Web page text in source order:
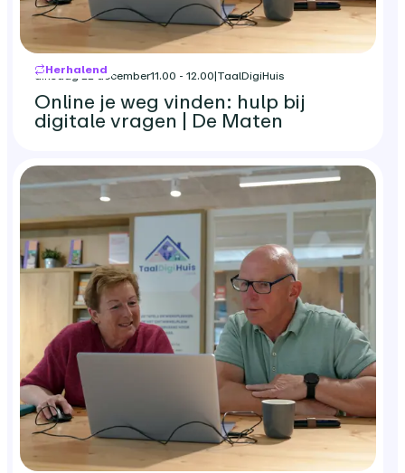
Herhalend
dinsdag 22 december11.00 - 12.00|TaalDigiHuis
Online je weg vinden: hulp bij
digitale vragen | De Maten